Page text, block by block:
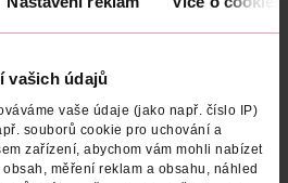
vašich údajů
vaše údaje (jako např. číslo IP)
souborů cookie pro uchování a
zařízení, abychom vám mohli nabízet
měření reklam a obsahu, náhled
Lait Clair parfémovaná voda
pro ženy